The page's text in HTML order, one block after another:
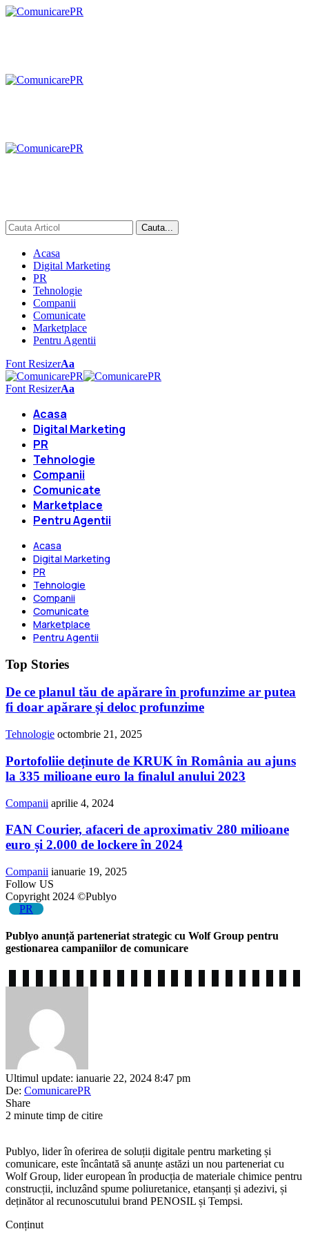
Acasa
Digital Marketing
PR
Tehnologie
Companii
Comunicate
Marketplace
Pentru Agentii
Font ResizerAa
Font ResizerAa
Acasa
Digital Marketing
PR
Tehnologie
Companii
Comunicate
Marketplace
Pentru Agentii
Acasa
Digital Marketing
PR
Tehnologie
Companii
Comunicate
Marketplace
Pentru Agentii
Top Stories
De ce planul tău de apărare în profunzime ar putea
fi doar apărare și deloc profunzime
Tehnologie octombrie 21, 2025
Portofoliie deținute de KRUK în România au ajuns
la 335 milioane euro la finalul anului 2023
Companii aprilie 4, 2024
FAN Courier, afaceri de aproximativ 280 milioane
euro și 2.000 de lockere în 2024
Companii ianuarie 19, 2025
Follow US
Copyright 2024 ©Publyo
PR
Publyo anunță parteneriat strategic cu Wolf Group pentru
gestionarea campaniilor de comunicare
Ultimul update: ianuarie 22, 2024 8:47 pm
De: ComunicarePR
Share
2 minute timp de citire
Publyo, lider în oferirea de soluții digitale pentru marketing și
comunicare, este încântată să anunțe astăzi un nou parteneriat cu
Wolf Group, lider european în producția de materiale chimice pentru
construcții, incluzând spume poliuretanice, etanșanți și adezivi, și
deținător al recunoscutului brand PENOSIL și Tempsi.
Conținut